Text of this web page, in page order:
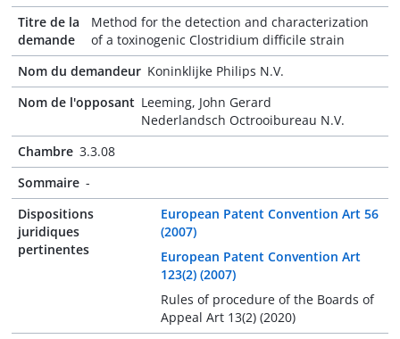
Titre de la
demande
Method for the detection and characterization
of a toxinogenic Clostridium difficile strain
Nom du demandeur Koninklijke Philips N.V.
Nom de l'opposant Leeming, John Gerard
Nederlandsch Octrooibureau N.V.
Chambre 3.3.08
Sommaire -
Dispositions
juridiques
pertinentes
European Patent Convention Art 56
(2007)
European Patent Convention Art
123(2) (2007)
Rules of procedure of the Boards of
Appeal Art 13(2) (2020)